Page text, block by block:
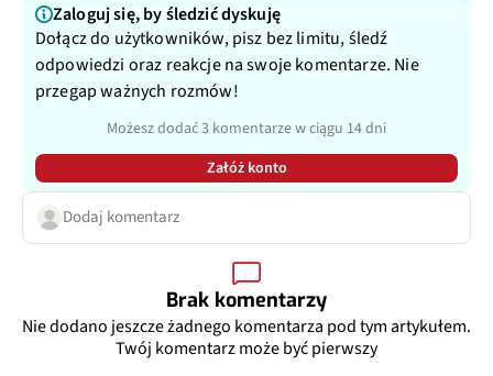
Zaloguj się, by śledzić dyskuję
Dołącz do użytkowników, pisz bez limitu, śledź
odpowiedzi oraz reakcje na swoje komentarze. Nie
przegap ważnych rozmów!
Możesz dodać 3 komentarze w ciągu 14 dni
Załóż konto
Dodaj komentarz
Brak komentarzy
Nie dodano jeszcze żadnego komentarza pod tym artykułem.
Twój komentarz może być pierwszy